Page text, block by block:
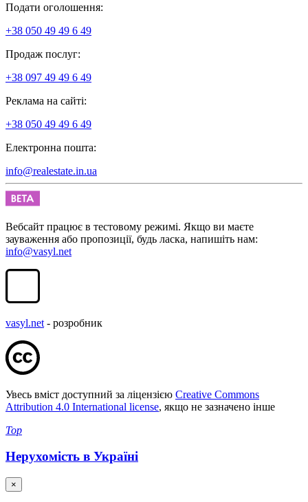
Подати оголошення:
+38 050 49 49 6 49
Продаж послуг:
+38 097 49 49 6 49
Реклама на сайті:
+38 050 49 49 6 49
Електронна пошта:
info@realestate.in.ua
Вебсайт працює в тестовому режимі. Якщо ви маєте
зауваження або пропозиції, будь ласка, напишіть нам:
info@vasyl.net
vasyl.net - розробник
Увесь вміст доступний за ліцензією Creative Commons
Attribution 4.0 International license, якщо не зазначено інше
Top
Нерухомість в Україні
×